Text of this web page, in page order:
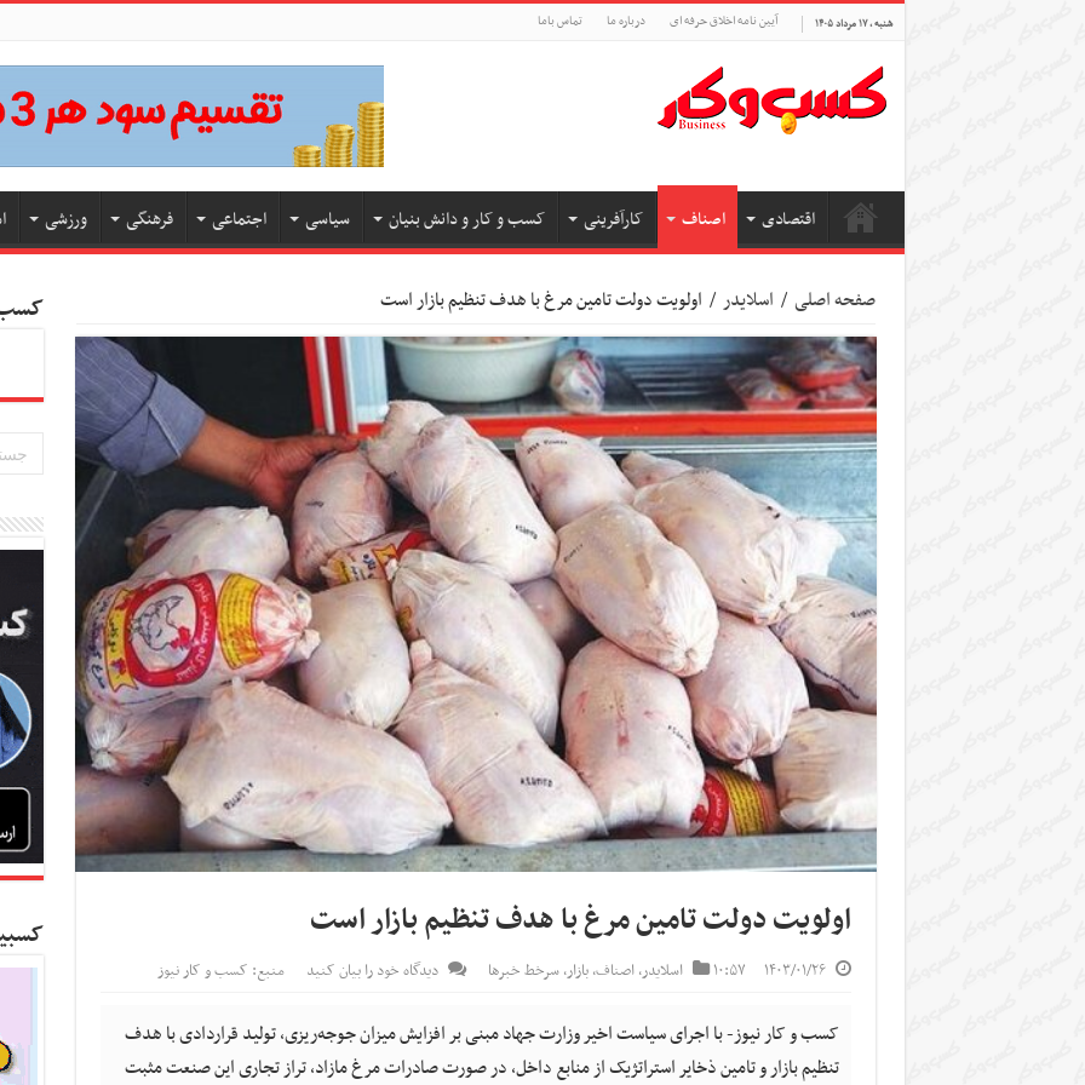
شنبه , ۱۷ مرداد ۱۴۰۵ آیین نامه اخلاق حرفه ای درباره ما تماس باما
اقتصادی اصناف کارآفرینی کسب و کار و دانش بنیان سیاسی اجتماعی فرهنگی ورزشی
صفحه اصلی / اسلایدر / اولویت دولت تامین مرغ با هدف تنظیم بازار است
اولویت دولت تامین مرغ با هدف تنظیم بازار است
۱۴۰۳/۰۱/۲۶ ۱۰:۵۷ اسلایدر,اصناف,بازار,سرخط خبرها دیدگاه خود را بیان کنید منبع: کسب و کار نیوز
کسب و کار نیوز- با اجرای سیاست اخیر وزارت جهاد مبنی بر افزایش میزان جوجه‌ریزی، تولید قراردادی با هدف
تنظیم بازار و تامین ذخایر استراتژیک از منابع داخل، در صورت صادرات مرغ مازاد، تراز تجاری این صنعت مثبت
کسب